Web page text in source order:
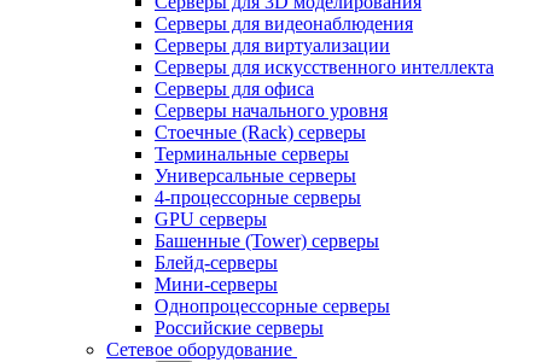
Серверы для видеонаблюдения
Серверы для виртуализации
Серверы для искусственного интеллекта
Серверы для офиса
Серверы начального уровня
Стоечные (Rack) серверы
Терминальные серверы
Универсальные серверы
4-процессорные серверы
GPU серверы
Башенные (Tower) серверы
Блейд-серверы
Мини-серверы
Однопроцессорные серверы
Российские серверы
Сетевое оборудование